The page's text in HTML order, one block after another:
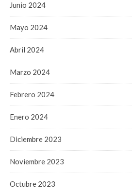
Junio 2024
Mayo 2024
Abril 2024
Marzo 2024
Febrero 2024
Enero 2024
Diciembre 2023
Noviembre 2023
Octubre 2023